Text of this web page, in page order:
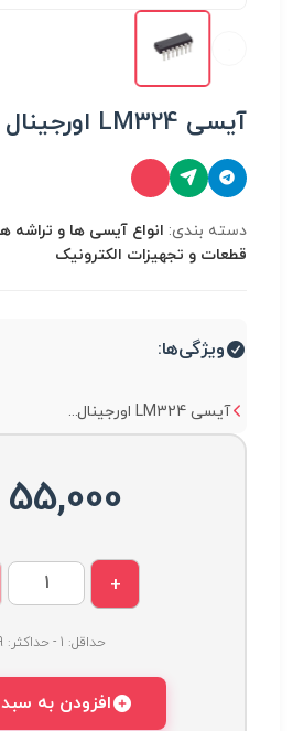
آیسی LM324 اورجینال
دسته بندی: انواع آیسی ها و تراشه
قطعات و تجهیزات الکترونیک
ویژگی‌ها:
آیسی LM324 اورجینال...
55,000
+
حداقل: 1 - حداکثر: 999
افزودن به